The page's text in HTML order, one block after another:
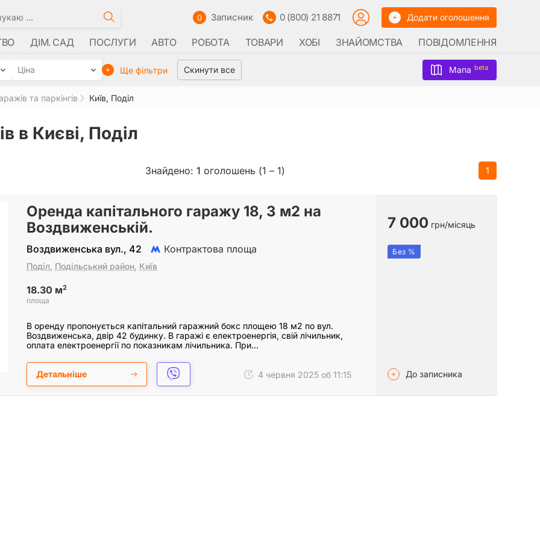
0 Записник 0 (800) 21 8871 Додати оголошення
ДІМ. САД ПОСЛУГИ АВТО РОБОТА ТОВАРИ ХОБІ ЗНАЙОМСТВА ПОВІДОМЛЕННЯ
Ціна Ще фільтри Скинути все Мапа beta
та паркінгів Київ, Поділ
в Києві, Поділ
Знайдено: 1 оголошень (1 – 1) 1
Оренда капітального гаражу 18, 3 м2 на
Воздвиженській.
Воздвиженська вул., 42 Контрактова площа
Поділ Подільський район Київ
18.30 м2
площа
В оренду пропонується капітальний гаражний бокс площею 18 м2 по вул.
Воздвиженська, двір 42 будинку. В гаражі є електроенергія, свій лічильник,
оплата електроенергії по показникам лічильника. При…
Детальніше 4 червня 2025 об 11:15
7 000 грн/місяць
Без %
До записника